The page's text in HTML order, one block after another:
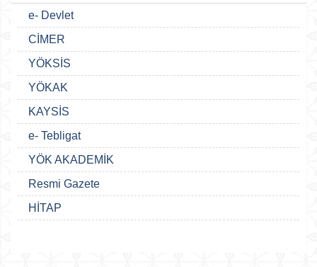
e- Devlet
CİMER
YÖKSİS
YÖKAK
KAYSİS
e- Tebligat
YÖK AKADEMİK
Resmi Gazete
HİTAP